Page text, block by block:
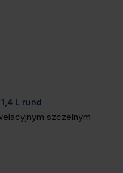
L rund
szczelnym